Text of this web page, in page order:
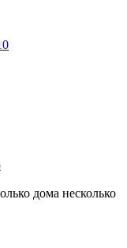
дома несколько